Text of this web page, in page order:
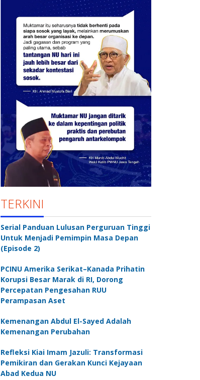
TERKINI
Serial Panduan Lulusan Perguruan Tinggi
Untuk Menjadi Pemimpin Masa Depan
(Episode 2)
PCINU Amerika Serikat–Kanada Prihatin
Korupsi Besar Marak di RI, Dorong
Percepatan Pengesahan RUU
Perampasan Aset
Kemenangan Abdul El-Sayed Adalah
Kemenangan Perubahan
Refleksi Kiai Imam Jazuli: Transformasi
Pemikiran dan Gerakan Kunci Kejayaan
Abad Kedua NU